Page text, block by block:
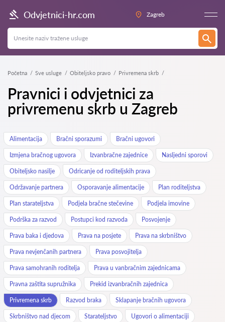
Odvjetnici-hr.com Zagreb
Početna Sve usluge Obiteljsko pravo Privremena skrb
Pravnici i odvjetnici za
privremenu skrb u Zagreb
Alimentacija Bračni sporazumi Bračni ugovori
Izmjena bračnog ugovora Izvanbračne zajednice Nasljedni sporovi
Obiteljsko nasilje Odricanje od roditeljskih prava
Održavanje partnera Osporavanje alimentacije Plan roditeljstva
Plan starateljstva Podjela bračne stečevine Podjela imovine
Podrška za razvod Postupci kod razvoda Posvojenje
Prava baka i djedova Prava na posjete Prava na skrbništvo
Prava nevjenčanih partnera Prava posvojitelja
Prava samohranih roditelja Prava u vanbračnim zajednicama
Pravna zaštita supružnika Prekid izvanbračnih zajednica
Privremena skrb Razvod braka Sklapanje bračnih ugovora
Skrbništvo nad djecom Starateljstvo Ugovori o alimentaciji